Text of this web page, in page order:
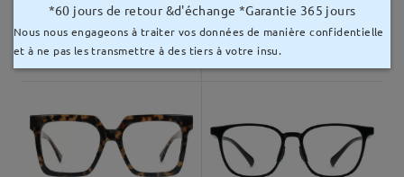
Grace20210
*60 jours de retour &d'échange *Garantie 365 jours
Nous nous engageons à traiter vos données de manière confidentielle
et à ne pas les transmettre à des tiers à votre insu.